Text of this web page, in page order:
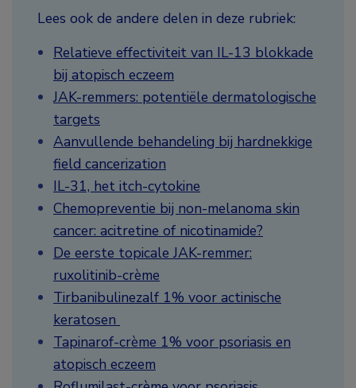
Lees ook de andere delen in deze rubriek:
Relatieve effectiviteit van IL-13 blokkade
bij atopisch eczeem
JAK-remmers: potentiële dermatologische
targets
Aanvullende behandeling bij hardnekkige
field cancerization
IL-31, het itch-cytokine
Chemopreventie bij non-melanoma skin
cancer: acitretine of nicotinamide?
De eerste topicale JAK-remmer:
ruxolitinib-crème
Tirbanibulinezalf 1% voor actinische
keratosen
Tapinarof-crème 1% voor psoriasis en
atopisch eczeem